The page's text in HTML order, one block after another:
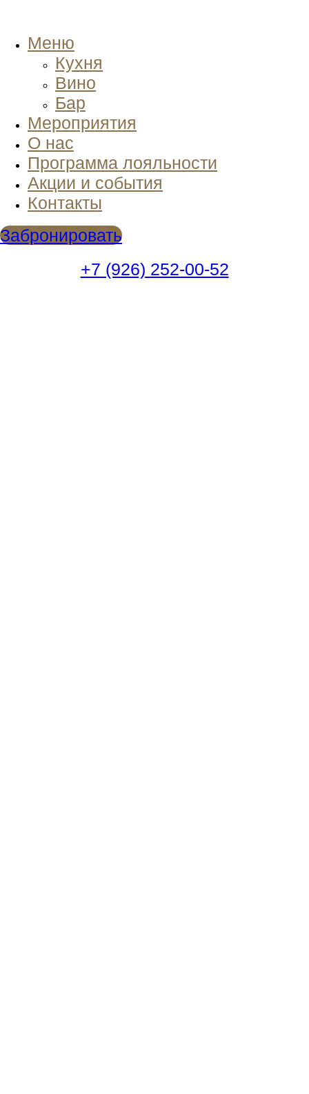
Меню
Кухня
Вино
Бар
Мероприятия
О нас
Программа лояльности
Акции и события
Контакты
Забронировать
+7 (926) 252-00-52